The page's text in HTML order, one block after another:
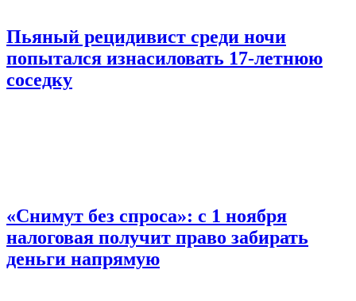
Пьяный рецидивист среди ночи
попытался изнасиловать 17-летнюю
соседку
«Снимут без спроса»: с 1 ноября
налоговая получит право забирать
деньги напрямую